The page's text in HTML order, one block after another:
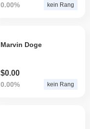
0.00% kein Rang
Marvin Doge
$0.00
0.00% kein Rang